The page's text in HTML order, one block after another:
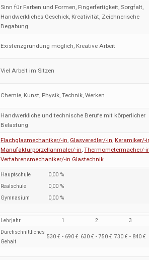
Sinn für Farben und Formen, Fingerfertigkeit, Sorgfalt,
Handwerkliches Geschick, Kreativität, Zeichnerische
Begabung
Existenzgründung möglich, Kreative Arbeit
Viel Arbeit im Sitzen
Chemie, Kunst, Physik, Technik, Werken
Handwerkliche und technische Berufe mit körperlicher
Belastung
Flachglasmechaniker/-in, Glasveredler/-in,Keramiker/-
Manufakturporzellanmaler/-in,Thermometermacher/-
Verfahrensmechaniker/-in Glastechnik
Hauptschule
0,00 %
Realschule
0,00 %
Gymnasium
0,00 %
Lehrjahr 1 2 3
Durchschnittliches
Gehalt
530 € - 690 € 630 € - 750 € 730 € - 840 €